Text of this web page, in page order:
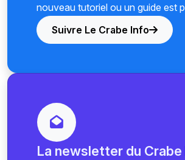
nouveau tutoriel ou un guide est
Suivre Le Crabe Info
La newsletter du Crabe